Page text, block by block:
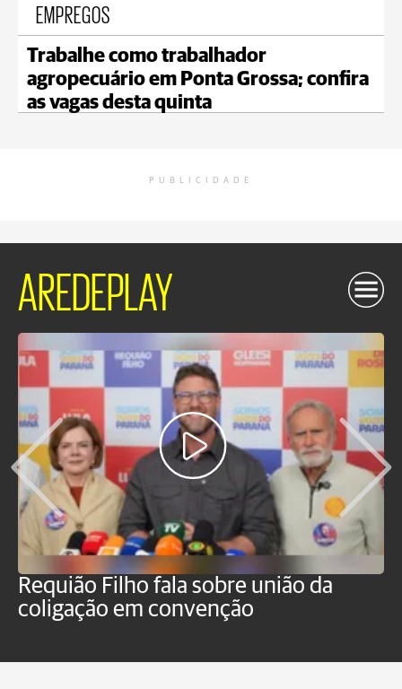
EMPREGOS
Trabalhe como trabalhador
agropecuário em Ponta Grossa; confira
as vagas desta quinta
PUBLICIDADE
AREDEPLAY
Requião Filho fala sobre união da
coligação em convenção